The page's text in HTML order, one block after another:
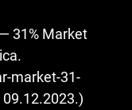
31% Market
market-31-